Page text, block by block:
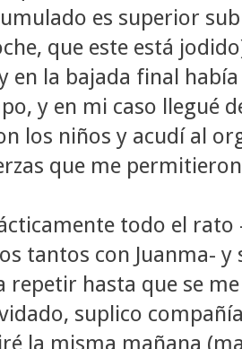
es superior
que este está
en la bajada final
y en mi caso llegué
los niños y acudí al
que me
todo el
tantos con Juanma-
repetir hasta que se
suplico
la misma mañana